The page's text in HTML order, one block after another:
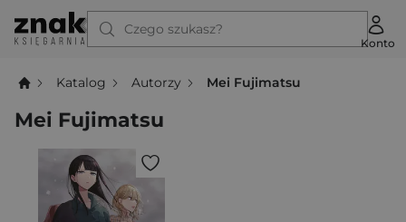
Czego szukasz?
Konto
Katalog Autorzy Mei Fujimatsu
Mei Fujimatsu